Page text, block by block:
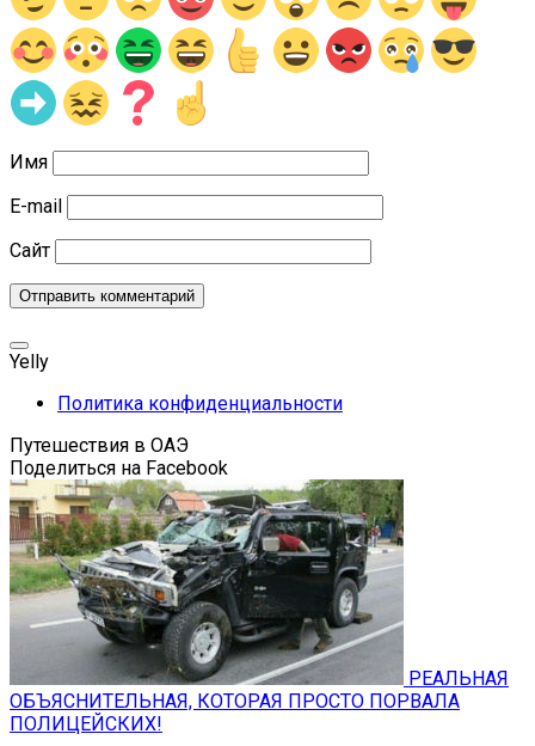
Имя
E-mail
Сайт
Yelly
Политика конфиденциальности
Путешествия в ОАЭ
Поделиться на Facebook
РЕАЛЬНАЯ
ОБЪЯСНИТЕЛЬНАЯ, КОТОРАЯ ПРОСТО ПОРВАЛА
ПОЛИЦЕЙСКИХ!